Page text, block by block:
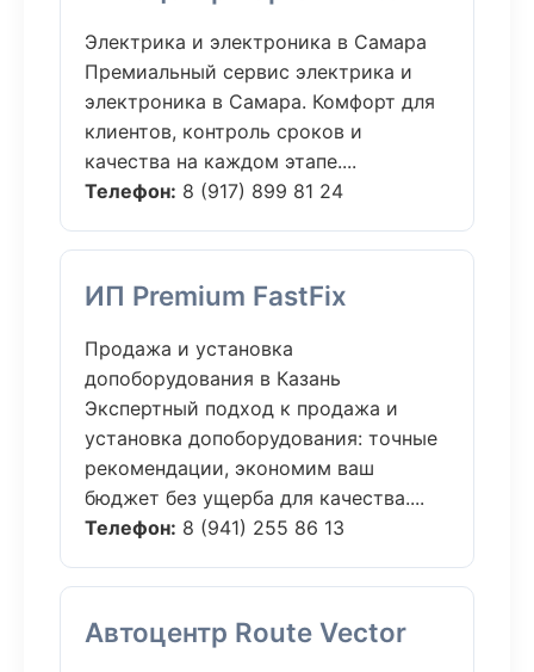
Электрика и электроника в Самара
Премиальный сервис электрика и
электроника в Самара. Комфорт для
клиентов, контроль сроков и
качества на каждом этапе....
Телефон: 8 (917) 899 81 24
ИП Premium FastFix
Продажа и установка
допоборудования в Казань
Экспертный подход к продажа и
установка допоборудования: точные
рекомендации, экономим ваш
бюджет без ущерба для качества....
Телефон: 8 (941) 255 86 13
Автоцентр Route Vector